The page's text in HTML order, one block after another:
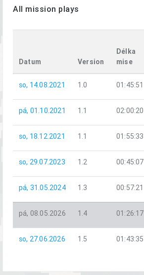
All mission plays
Datum Version
Délka
mise
so, 14.08.2021 1.0 01:45:51
pá, 01.10.2021 1.1 02:00:20
so, 18.12.2021 1.1 01:55:33
so, 29.07.2023 1.2 00:45:07
pá, 31.05.2024 1.3 00:57:21
pá, 08.05.2026 1.4 01:26:17
so, 27.06.2026 1.5 01:43:35